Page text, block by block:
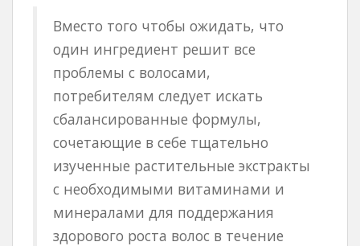
Вместо того чтобы ожидать, что
один ингредиент решит все
проблемы с волосами,
потребителям следует искать
сбалансированные формулы,
сочетающие в себе тщательно
изученные растительные экстракты
с необходимыми витаминами и
минералами для поддержания
здорового роста волос в течение